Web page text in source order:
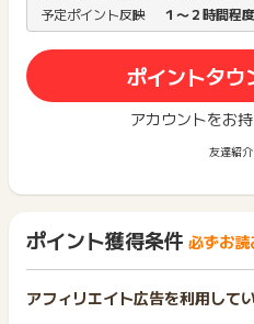
予定ポイント反映
１〜２時間程度
ポイントタウ
アカウントをお
友達紹介
ポイント獲得条件 必ずお読
アフィリエイト広告を利用して